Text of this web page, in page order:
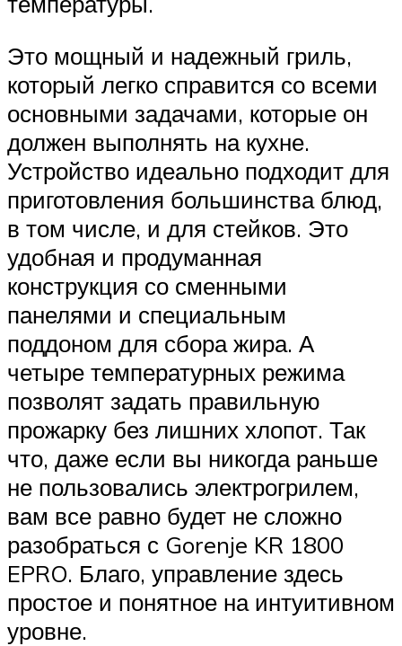
Это мощный и надежный гриль,
который легко справится со всеми
основными задачами, которые он
должен выполнять на кухне.
Устройство идеально подходит для
приготовления большинства блюд,
в том числе, и для стейков. Это
удобная и продуманная
конструкция со сменными
панелями и специальным
поддоном для сбора жира. А
четыре температурных режима
позволят задать правильную
прожарку без лишних хлопот. Так
что, даже если вы никогда раньше
не пользовались электрогрилем,
вам все равно будет не сложно
разобраться с Gorenje KR 1800
EPRO. Благо, управление здесь
простое и понятное на интуитивном
уровне.